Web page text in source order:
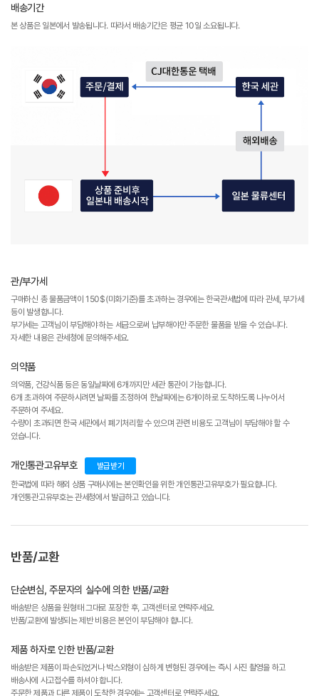
배송기간
본 상품은 일본에서 발송됩니다. 따라서 배송기간은 평균 10일 소요됩니다.
관/부가세
구매하신 총 물품금액이 150$(미화기준)를 초과하는 경우에는 한국관세법에 따라 관세, 부가세
등이 발생합니다.
부가세는 고객님이 부담해야 하는 세금으로써 납부해야만 주문한 물품을 받을 수 있습니다.
자세한 내용은 관세청에 문의해주세요.
의약품
의약품, 건강식품 등은 동일날짜에 6개까지만 세관 통관이 가능합니다.
6개 초과하여 주문하시려면 날짜를 조정하여 한날짜에는 6개이하로 도착하도록 나누어서
주문하여 주세요.
수량이 초과되면 한국 세관에서 폐기처리할 수 있으며 관련 비용도 고객님이 부담해야 할 수
있습니다.
개인통관고유부호 발급받기
한국법에 따라 해외 상품 구매시에는 본인확인을 위한 개인통관고유부호가 필요합니다.
개인통관고유부호는 관세청에서 발급하고 있습니다.
반품/교환
단순변심, 주문자의 실수에 의한 반품/교환
배송받은 상품을 원형태 그대로 포장한 후, 고객센터로 연락주세요.
반품/교환에 발생되는 제반 비용은 본인이 부담해야 합니다.
제품 하자로 인한 반품/교환
배송받은 제품이 파손되었거나 박스외형이 심하게 변형된 경우에는 즉시 사진 촬영을 하고
배송사에 사고접수를 하셔야 합니다.
주문한 제품과 다른 제품이 도착한 경우에는 고객센터로 연락주세요.